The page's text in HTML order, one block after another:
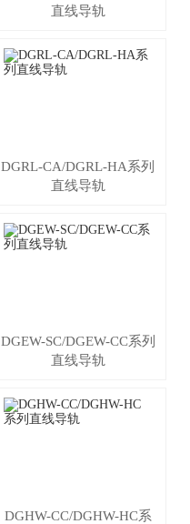
直线导轨
DGRL-CA/DGRL-HA系列
直线导轨
DGEW-SC/DGEW-CC系列
直线导轨
DGHW-CC/DGHW-HC系